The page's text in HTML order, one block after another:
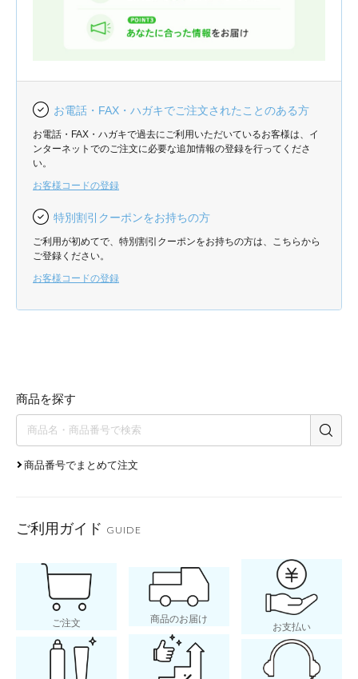
お電話・FAX・ハガキでご注文されたことのある方
お電話・FAX・ハガキで過去にご利用いただいているお客様は、イ
ンターネットでのご注文に必要な追加情報の登録を行ってくださ
い。
お客様コードの登録
特別割引クーポンをお持ちの方
ご利用が初めてで、特別割引クーポンをお持ちの方は、こちらから
ご登録ください。
お客様コードの登録
商品を探す
商品番号でまとめて注文
ご利用ガイド GUIDE
ご注文 商品のお届け
お支払い